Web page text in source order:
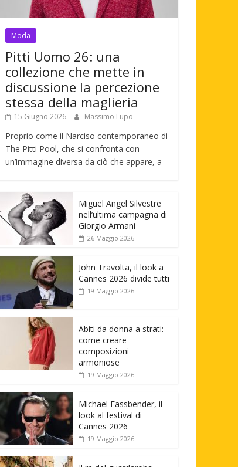
Moda
Pitti Uomo 26: una
collezione che mette in
discussione la percezione
stessa della maglieria
15 Giugno 2026 Massimo Lupo
Proprio come il Narciso contemporaneo di
The Pitti Pool, che si confronta con
un’immagine diversa da ciò che appare, a
Miguel Angel Silvestre
nell’ultima campagna di
Giorgio Armani
26 Maggio 2026
John Travolta, il look a
Cannes 2026 divide tutti
19 Maggio 2026
Abiti da donna a strati:
come creare
composizioni
armoniose
19 Maggio 2026
Michael Fassbender, il
look al festival di
Cannes 2026
19 Maggio 2026